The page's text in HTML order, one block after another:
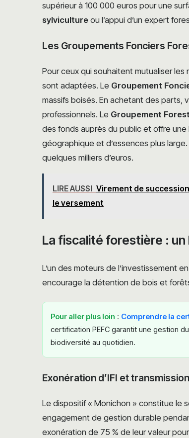
supérieur à 100 000 euros pour une
sylviculture ou l’appui d’un expert
Les Groupements Fonciers
Pour ceux qui souhaitent mutualiser
sont adaptées. Le Groupement
massifs boisés. En achetant des parts,
professionnels. Le Groupement
des fonds auprès du public et offre
géographique et d’essences plus
quelques milliers d’euros.
LIRE AUSSI Virement de
le versement
La fiscalité forestière :
L’un des moteurs de l’investissement
encourage la détention de bois et
Pour aller plus loin : Comprendre la
certification PEFC garantit une gestion
biodiversité au quotidien.
Exonération d’IFI et
Le dispositif « Monichon » constitue le
engagement de gestion durable
exonération de 75 % de leur valeur